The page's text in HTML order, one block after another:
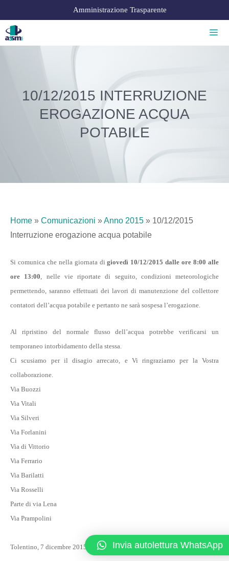
Amministrazione Trasparente
10/12/2015 INTERRUZIONE
EROGAZIONE ACQUA
POTABILE
Home » Comunicazioni »Anno 2015 » 10/12/2015
Interruzione erogazione acqua potabile
Si comunica che nella giornata digiovedì 10/12/2015 dalle ore 8:00 alle
ore 13:00, nelle vie riportate di seguito, condizioni meteorologiche
permettendo, saranno effettuati dei lavori di manutenzione del collettore
contatori dell’acqua potabile e pertanto ne sarà sospesa l’erogazione.
Al ripristino del normale flusso dell’acqua potrebbe verificarsi un
temporaneo intorbidamento della stessa.
Ci scusiamo per il disagio arrecato, e Vi ringraziamo per la Vostra
collaborazione.
Via Buozzi
Via Vitali
Via Silveri
Via Forlanini
Via di Vittorio
Via Ferrario
Via Barilatti
Via Rosselli
Parte di via Lena
Via Prampolini
Tolentino, 7 dicembre 2015 Invia autolettura WhatsApp